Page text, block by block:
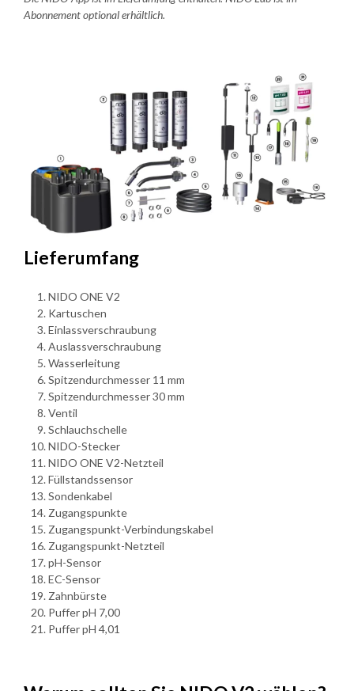
Abonnement optional erhältlich.
Lieferumfang
NIDO ONE V2
Kartuschen
Einlassverschraubung
Auslassverschraubung
Wasserleitung
Spitzendurchmesser 11 mm
Spitzendurchmesser 30 mm
Ventil
Schlauchschelle
NIDO-Stecker
NIDO ONE V2-Netzteil
Füllstandssensor
Sondenkabel
Zugangspunkte
Zugangspunkt-Verbindungskabel
Zugangspunkt-Netzteil
pH-Sensor
EC-Sensor
Zahnbürste
Puffer pH 7,00
Puffer pH 4,01